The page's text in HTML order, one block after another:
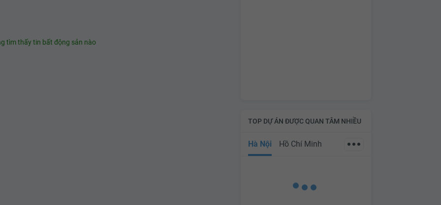
tìm thấy tin bất động sản nào
TOP DỰ ÁN ĐƯỢC QUAN TÂM NHIỀU
Hà Nội Hồ Chí Minh